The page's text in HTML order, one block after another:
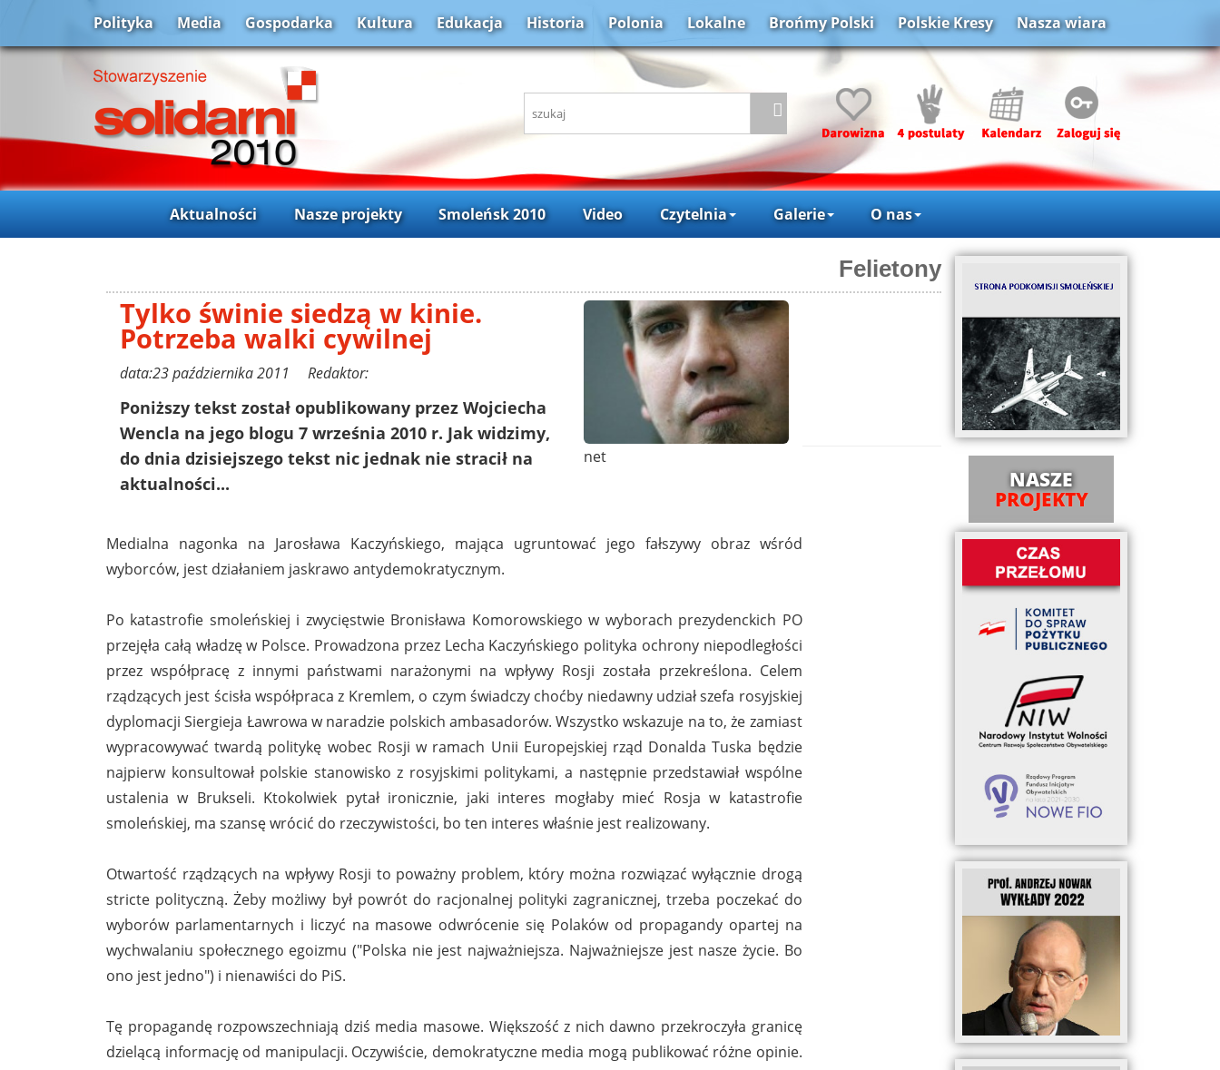
Polityka Media Gospodarka Kultura Edukacja Historia Polonia Lokalne Brońmy Polski Polskie Kresy Nasza wiara
Aktualności Nasze projekty Smoleńsk 2010 Video Czytelnia Galerie O nas
Felietony
Tylko świnie siedzą w kinie.
Potrzeba walki cywilnej
data:23 października 2011 Redaktor:
Poniższy tekst został opublikowany przez Wojciecha
Wencla na jego blogu 7 września 2010 r. Jak widzimy,
do dnia dzisiejszego tekst nic jednak nie stracił na
aktualności...
net
Medialna nagonka na Jarosława Kaczyńskiego, mająca ugruntować jego fałszywy obraz wśród
wyborców, jest działaniem jaskrawo antydemokratycznym.
Po katastrofie smoleńskiej i zwycięstwie Bronisława Komorowskiego w wyborach prezydenckich PO
przejęła całą władzę w Polsce. Prowadzona przez Lecha Kaczyńskiego polityka ochrony niepodległości
przez współpracę z innymi państwami narażonymi na wpływy Rosji została przekreślona. Celem
rządzących jest ścisła współpraca z Kremlem, o czym świadczy choćby niedawny udział szefa rosyjskiej
dyplomacji Siergieja Ławrowa w naradzie polskich ambasadorów. Wszystko wskazuje na to, że zamiast
wypracowywać twardą politykę wobec Rosji w ramach Unii Europejskiej rząd Donalda Tuska będzie
najpierw konsultował polskie stanowisko z rosyjskimi politykami, a następnie przedstawiał wspólne
ustalenia w Brukseli. Ktokolwiek pytał ironicznie, jaki interes mogłaby mieć Rosja w katastrofie
smoleńskiej, ma szansę wrócić do rzeczywistości, bo ten interes właśnie jest realizowany.
Otwartość rządzących na wpływy Rosji to poważny problem, który można rozwiązać wyłącznie drogą
stricte polityczną. Żeby możliwy był powrót do racjonalnej polityki zagranicznej, trzeba poczekać do
wyborów parlamentarnych i liczyć na masowe odwrócenie się Polaków od propagandy opartej na
wychwalaniu społecznego egoizmu ("Polska nie jest najważniejsza. Najważniejsze jest nasze życie. Bo
ono jest jedno") i nienawiści do PiS.
Tę propagandę rozpowszechniają dziś media masowe. Większość z nich dawno przekroczyła granicę
dzielącą informację od manipulacji. Oczywiście, demokratyczne media mogą publikować różne opinie.
NASZE
PROJEKTY